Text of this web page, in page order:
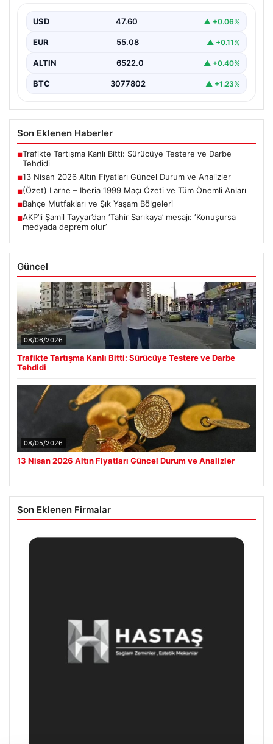
uluslararası gelişmeler ve jeopolitical riskler nedeniyle
oldukça dalgalı…
USD 47.60 ▲ +0.06%
EUR 55.08 ▲ +0.11%
ALTIN 6522.0 ▲ +0.40%
BTC 3077802 ▲ +1.23%
Son Eklenen Haberler
■Trafikte Tartışma Kanlı Bitti: Sürücüye Testere ve Darbe
Tehdidi
■13 Nisan 2026 Altın Fiyatları Güncel Durum ve Analizler
■(Özet) Larne – Iberia 1999 Maçı Özeti ve Tüm Önemli Anları
■Bahçe Mutfakları ve Şık Yaşam Bölgeleri
■AKP’li Şamil Tayyar’dan ‘Tahir Sarıkaya’ mesajı: ‘Konuşursa
medyada deprem olur’
Güncel
08/06/2026
Trafikte Tartışma Kanlı Bitti: Sürücüye Testere ve Darbe
Tehdidi
08/05/2026
13 Nisan 2026 Altın Fiyatları Güncel Durum ve Analizler
Son Eklenen Firmalar